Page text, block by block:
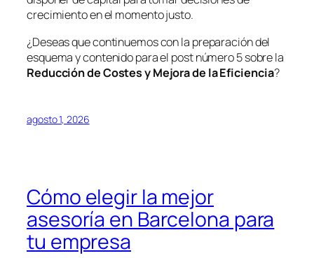
crecimiento en el momento justo.
¿Deseas que continuemos con la preparación del
esquema y contenido para el post número 5 sobre la
Reducción de Costes y Mejora de la Eficiencia?
agosto 1, 2026
Cómo elegir la mejor
asesoría en Barcelona para
tu empresa